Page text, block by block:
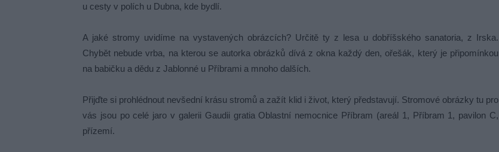
u cesty v polích u Dubna, kde bydlí.
A jaké stromy uvidíme na vystavených obrázcích? Určitě ty z lesa u dobříšského sanatoria, z Irska.
Chybět nebude vrba, na kterou se autorka obrázků dívá z okna každý den, ořešák, který je připomínkou
na babičku a dědu z Jablonné u Příbrami a mnoho dalších.
Přijďte si prohlédnout nevšední krásu stromů a zažít klid i život, který představují. Stromové obrázky tu pro
vás jsou po celé jaro v galerii Gaudii gratia Oblastní nemocnice Příbram (areál 1, Příbram 1, pavilon C,
přízemí.